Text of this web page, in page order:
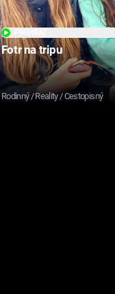
Fotr na tripu
Rodinný / Reality / Cestopisný